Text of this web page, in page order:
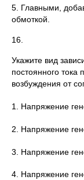
5. Главными,
обмоткой.
16.
Укажите вид
постоянного тока
возбуждения от
1. Напряжение
2. Напряжение
3. Напряжение
4. Напряжение